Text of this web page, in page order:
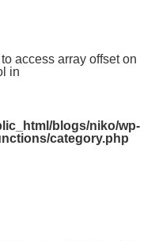
access array offset on
in
blogs/niko/wp-
category.php